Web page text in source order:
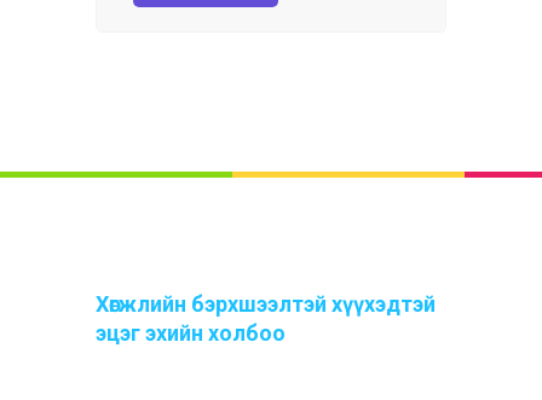
Хөгжлийн бэрхшээлтэй хүүхэдтэй
эцэг эхийн холбоо